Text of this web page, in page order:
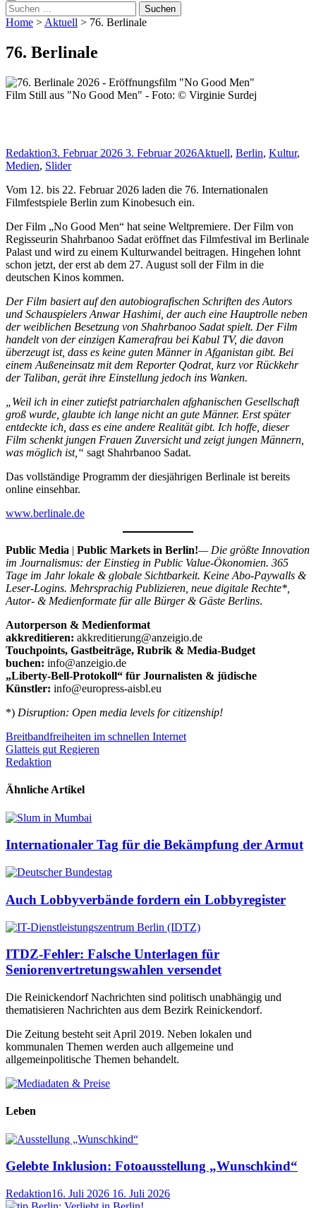
Suche
nach:
Home >Aktuell > 76. Berlinale
76. Berlinale
Film Still aus "No Good Men" - Foto: © Virginie Surdej
Redaktion3. Februar 2026 3. Februar 2026Aktuell, Berlin, Kultur,
Medien, Slider
Vom 12. bis 22. Februar 2026 laden die 76. Internationalen
Filmfestspiele Berlin zum Kinobesuch ein.
Der Film „No Good Men“ hat seine Weltpremiere. Der Film von
Regisseurin Shahrbanoo Sadat eröffnet das Filmfestival im Berlinale
Palast und wird zu einem Kulturwandel beitragen. Hingehen lohnt
schon jetzt, der erst ab dem 27. August soll der Film in die
deutschen Kinos kommen.
Der Film basiert auf den autobiografischen Schriften des Autors
und Schauspielers Anwar Hashimi, der auch eine Hauptrolle neben
der weiblichen Besetzung von Shahrbanoo Sadat spielt. Der Film
handelt von der einzigen Kamerafrau bei Kabul TV, die davon
überzeugt ist, dass es keine guten Männer in Afganistan gibt. Bei
einem Außeneinsatz mit dem Reporter Qodrat, kurz vor Rückkehr
der Taliban, gerät ihre Einstellung jedoch ins Wanken.
„Weil ich in einer zutiefst patriarchalen afghanischen Gesellschaft
groß wurde, glaubte ich lange nicht an gute Männer. Erst später
entdeckte ich, dass es eine andere Realität gibt. Ich hoffe, dieser
Film schenkt jungen Frauen Zuversicht und zeigt jungen Männern,
was möglich ist,“ sagt Shahrbanoo Sadat.
Das vollständige Programm der diesjährigen Berlinale ist bereits
online einsehbar.
www.berlinale.de
Public Media | Public Markets in Berlin!— Die größte Innovation
im Journalismus: der Einstieg in Public Value-Ökonomien. 365
Tage im Jahr lokale & globale Sichtbarkeit. Keine Abo-Paywalls &
Leser-Logins. Mehrsprachig Publizieren, neue digitale Rechte*,
Autor- & Medienformate für alle Bürger & Gäste Berlins.
Autorperson & Medienformat
akkreditieren: akkreditierung@anzeigio.de
Touchpoints, Gastbeiträge, Rubrik & Media-Budget
buchen: info@anzeigio.de
„Liberty-Bell-Protokoll“ für Journalisten & jüdische
Künstler: info@europress-aisbl.eu
*) Disruption: Open media levels for citizenship!
Beitrags-
Navigation
Breitbandfreiheiten im schnellen Internet
Glatteis gut Regieren
Redaktion
Ähnliche Artikel
Internationaler Tag für die Bekämpfung der Armut
Auch Lobbyverbände fordern ein Lobbyregister
ITDZ-Fehler: Falsche Unterlagen für
Seniorenvertretungswahlen versendet
Die Reinickendorf Nachrichten sind politisch unabhängig und
thematisieren Nachrichten aus dem Bezirk Reinickendorf.
Die Zeitung besteht seit April 2019. Neben lokalen und
kommunalen Themen werden auch allgemeine und
allgemeinpolitische Themen behandelt.
Leben
Gelebte Inklusion: Fotoausstellung „Wunschkind“
Redaktion16. Juli 2026 16. Juli 2026